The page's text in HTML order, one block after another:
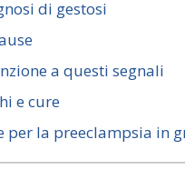
di gestosi
a questi segnali
e cure
per la preeclampsia in